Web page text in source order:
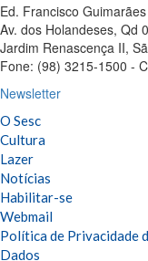
Ed. Francisco
Av. dos Holandeses, Qd
Jardim Renascença II,
Fone: (98) 3215-1500 -
Newsletter
O Sesc
Cultura
Lazer
Notícias
Habilitar-se
Webmail
Política de Privacidade
Dados